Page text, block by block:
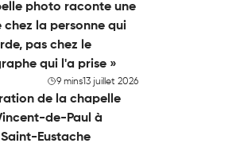
photo raconte une
chez la personne qui
pas chez le
qui l'a prise »
9 mins13 juillet 2026
de la chapelle
de-Paul à
Saint-Eustache